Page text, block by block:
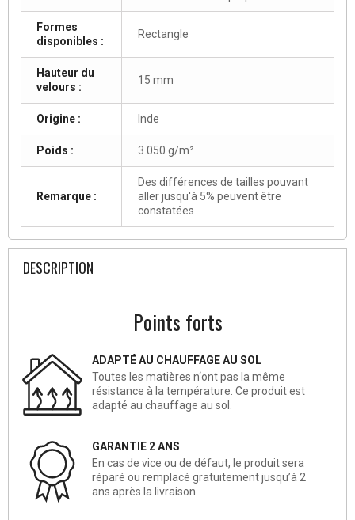
Formes
disponibles :
Rectangle
Hauteur du
velours :
15 mm
Origine : Inde
Poids : 3.050 g/m²
Remarque :
Des différences de tailles pouvant
aller jusqu'à 5% peuvent être
constatées
DESCRIPTION
Points forts
ADAPTÉ AU CHAUFFAGE AU SOL
Toutes les matières n‘ont pas la même
résistance à la température. Ce produit est
adapté au chauffage au sol.
GARANTIE 2 ANS
En cas de vice ou de défaut, le produit sera
réparé ou remplacé gratuitement jusqu’à 2
ans après la livraison.